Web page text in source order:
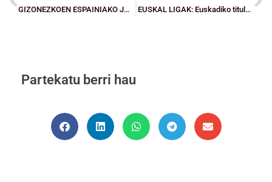
GIZONEZKOEN ESPAINIAKO JUNIOR TXAPELKETA: Lan taldeak eratu dira EUSKAL LIGAK: Euskadiko titulua lortzeko sailkatu batzuk eta matematikoki bi taldek maila manetentzea lortu dute
Partekatu berri hau